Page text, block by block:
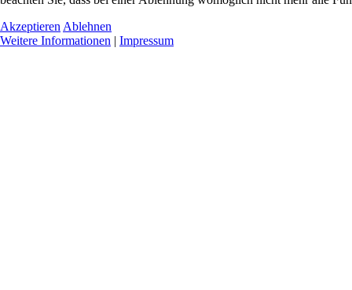
Akzeptieren Ablehnen
Weitere Informationen | Impressum